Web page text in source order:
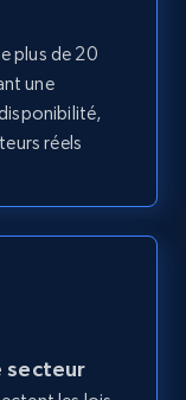
Post
gratuit
by
Post
plus de 20
une
réels
secteur